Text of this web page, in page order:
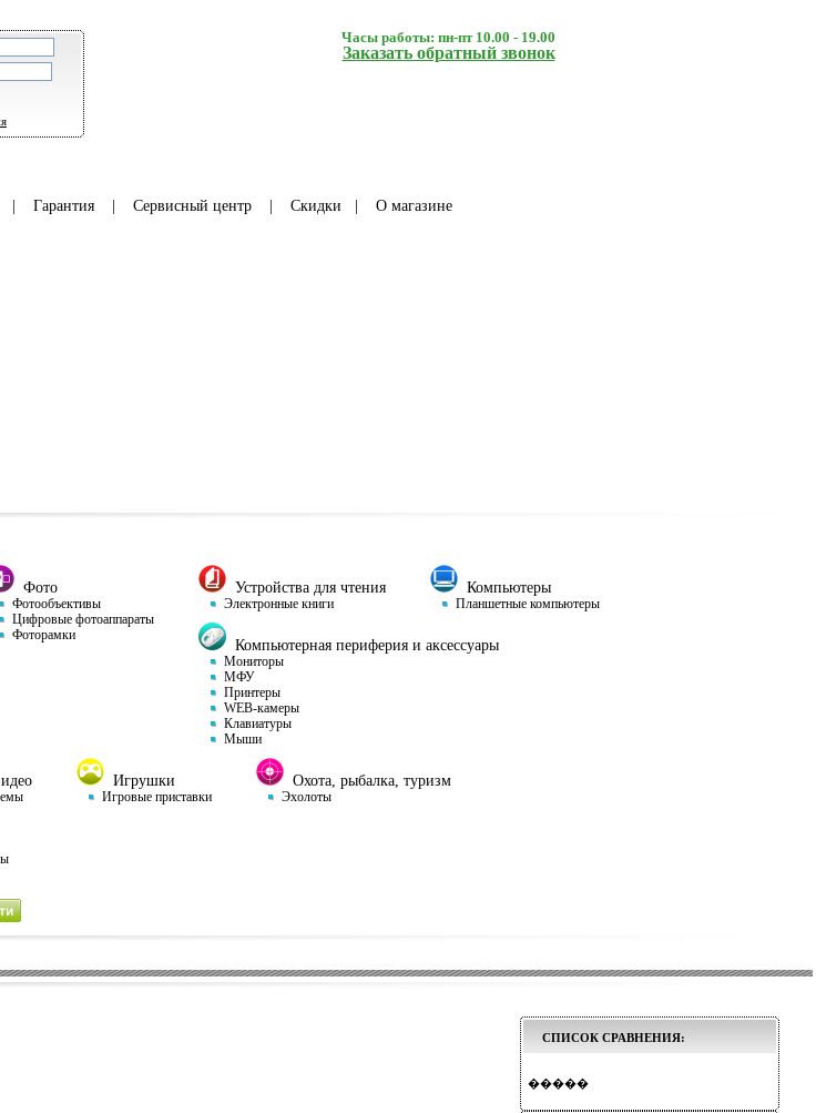
Часы работы: пн-пт 10.00 - 19.00
Заказать обратный звонок
Гарантия| Сервисный центр| Скидки О магазине
Фото
Фотообъективы
Цифровые фотоаппараты
Фоторамки
Устройства для чтения
Электронные книги
Компьютеры
Планшетные компьютеры
Компьютерная периферия и аксессуары
Мониторы
МФУ
Принтеры
WEB-камеры
Клавиатуры
Мыши
Игрушки
Игровые приставки
Охота, рыбалка, туризм
Эхолоты
СПИСОК СРАВНЕНИЯ:
�����